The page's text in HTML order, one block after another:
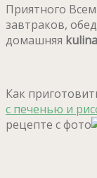
Приятного
завтраков,
домашняя
Как
с печенью и
рецепте с фото